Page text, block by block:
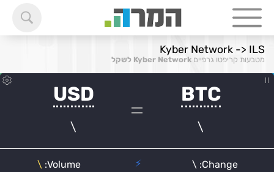
Kyber Network -> ILS
מטבעות קריפטו גרפיים Kyber Network לשקל